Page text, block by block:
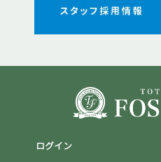
ログイン